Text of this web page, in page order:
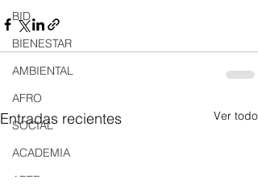
BID
BIENESTAR
AMBIENTAL
AFRO
SOCIAL
ACADEMIA
ARTE
Entradas recientes Ver todo